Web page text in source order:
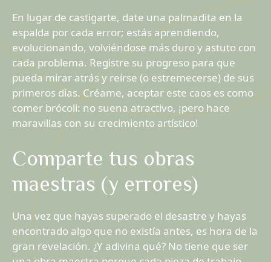
En lugar de castigarte, date una palmadita en la
espalda por cada error; estás aprendiendo,
evolucionando, volviéndose más duro y astuto con
cada problema. Registre su progreso para que
pueda mirar atrás y reírse (o estremecerse) de sus
primeros días. Créame, aceptar este caos es como
comer brócoli: no suena atractivo, ¡pero hace
maravillas con su crecimiento artístico!
Comparte tus obras
maestras (y errores)
Una vez que hayas superado el desastre y hayas
encontrado algo que no existía antes, es hora de la
gran revelación. ¿Y adivina qué? No tiene que ser